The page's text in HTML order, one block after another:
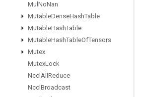
Mul NoNan
MutableDenseHashTable
MutableHashTable
MutableHashTableOfTensors
Mutex
MutexLock
Nccl All Reduce
Nccl Broadcast